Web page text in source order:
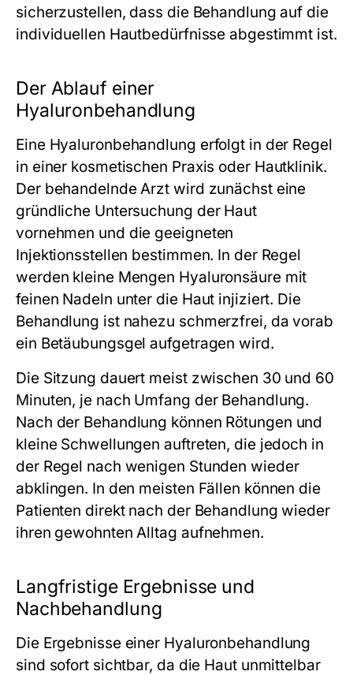
sicherzustellen, dass die Behandlung auf die
individuellen Hautbedürfnisse abgestimmt ist.
Der Ablauf einer
Hyaluronbehandlung
Eine Hyaluronbehandlung erfolgt in der Regel
in einer kosmetischen Praxis oder Hautklinik.
Der behandelnde Arzt wird zunächst eine
gründliche Untersuchung der Haut
vornehmen und die geeigneten
Injektionsstellen bestimmen. In der Regel
werden kleine Mengen Hyaluronsäure mit
feinen Nadeln unter die Haut injiziert. Die
Behandlung ist nahezu schmerzfrei, da vorab
ein Betäubungsgel aufgetragen wird.
Die Sitzung dauert meist zwischen 30 und 60
Minuten, je nach Umfang der Behandlung.
Nach der Behandlung können Rötungen und
kleine Schwellungen auftreten, die jedoch in
der Regel nach wenigen Stunden wieder
abklingen. In den meisten Fällen können die
Patienten direkt nach der Behandlung wieder
ihren gewohnten Alltag aufnehmen.
Langfristige Ergebnisse und
Nachbehandlung
Die Ergebnisse einer Hyaluronbehandlung
sind sofort sichtbar, da die Haut unmittelbar